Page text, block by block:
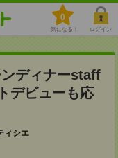
0
気になる！ ログイン
ディナーstaff
デビューも応
ィシエ